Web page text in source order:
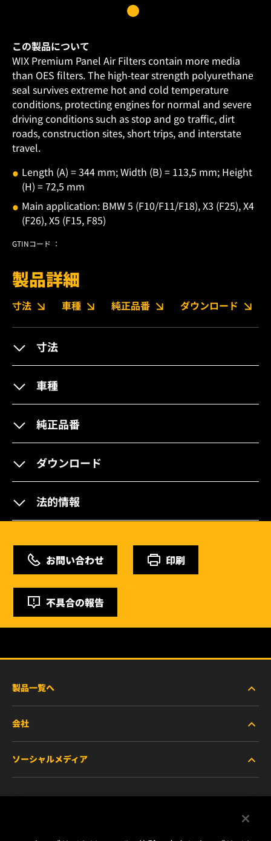
この製品について
WIX Premium Panel Air Filters contain more media
than OES filters. The high-tear strength polyurethane
seal survives extreme hot and cold temperature
conditions, protecting engines for normal and severe
driving conditions such as stop and go traffic, dirt
roads, construction sites, short trips, and interstate
travel.
Length (A) = 344 mm; Width (B) = 113,5 mm; Height
(H) = 72,5 mm
Main application: BMW 5 (F10/F11/F18), X3 (F25), X4
(F26), X5 (F15, F85)
GTINコード ：
製品詳細
寸法 車種 純正品番 ダウンロード
寸法
車種
純正品番
ダウンロード
法的情報
お問い合わせ 印刷
不具合の報告
製品一覧へ
商用車および建機・農機・産業用途車両
乗用車および小型トラック
特殊用途向けフィルター
会社
WIXについて
リソース
ソーシャルメディア